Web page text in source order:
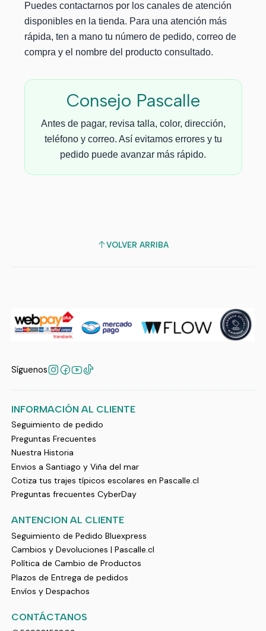
Puedes contactarnos por los canales de atención
disponibles en la tienda. Para una atención más
rápida, ten a mano tu número de pedido, correo de
compra y el nombre del producto consultado.
Consejo Pascalle
Antes de pagar, revisa talla, color, dirección,
teléfono y correo. Así evitamos errores y tu
pedido puede avanzar más rápido.
VOLVER ARRIBA
Síguenos
INFORMACIÓN AL CLIENTE
Seguimiento de pedido
Preguntas Frecuentes
Nuestra Historia
Envios a Santiago y Viña del mar
Cotiza tus trajes típicos escolares en Pascalle.cl
Preguntas frecuentes CyberDay
ANTENCION AL CLIENTE
Seguimiento de Pedido Bluexpress
Cambios y Devoluciones | Pascalle.cl
Política de Cambio de Productos
Plazos de Entrega de pedidos
Envíos y Despachos
CONTÁCTANOS